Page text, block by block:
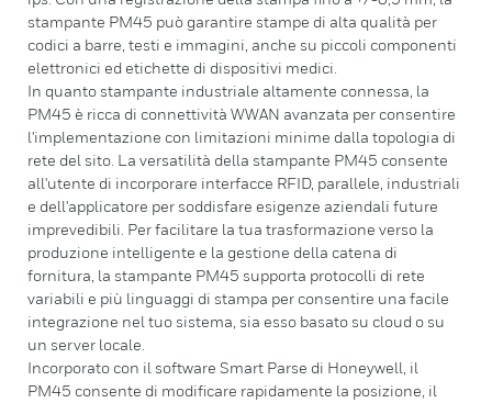
stampante PM45 può garantire stampe di alta qualità per
codici a barre, testi e immagini, anche su piccoli componenti
elettronici ed etichette di dispositivi medici.
In quanto stampante industriale altamente connessa, la
PM45 è ricca di connettività WWAN avanzata per consentire
l'implementazione con limitazioni minime dalla topologia di
rete del sito. La versatilità della stampante PM45 consente
all'utente di incorporare interfacce RFID, parallele, industriali
e dell'applicatore per soddisfare esigenze aziendali future
imprevedibili. Per facilitare la tua trasformazione verso la
produzione intelligente e la gestione della catena di
fornitura, la stampante PM45 supporta protocolli di rete
variabili e più linguaggi di stampa per consentire una facile
integrazione nel tuo sistema, sia esso basato su cloud o su
un server locale.
Incorporato con il software Smart Parse di Honeywell, il
PM45 consente di modificare rapidamente la posizione, il